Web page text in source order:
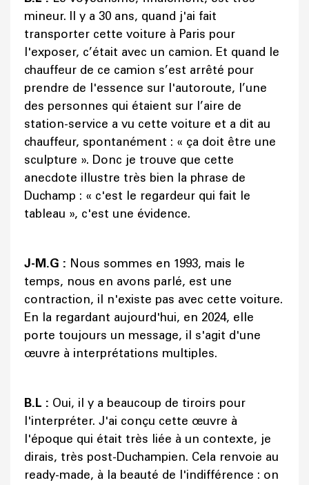
mineur. Il y a 30 ans, quand j'ai fait
transporter cette voiture à Paris pour
l'exposer, c’était avec un camion. Et quand le
chauffeur de ce camion s’est arrêté pour
prendre de l'essence sur l'autoroute, l’une
des personnes qui étaient sur l’aire de
station-service a vu cette voiture et a dit au
chauffeur, spontanément : « ça doit être une
sculpture ». Donc je trouve que cette
anecdote illustre très bien la phrase de
Duchamp : « c'est le regardeur qui fait le
tableau », c'est une évidence.
J-M.G : Nous sommes en 1993, mais le
temps, nous en avons parlé, est une
contraction, il n'existe pas avec cette voiture.
En la regardant aujourd'hui, en 2024, elle
porte toujours un message, il s'agit d'une
œuvre à interprétations multiples.
B.L : Oui, il y a beaucoup de tiroirs pour
l'interpréter. J'ai conçu cette œuvre à
l'époque qui était très liée à un contexte, je
dirais, très post-Duchampien. Cela renvoie au
ready-made, à la beauté de l'indifférence : on